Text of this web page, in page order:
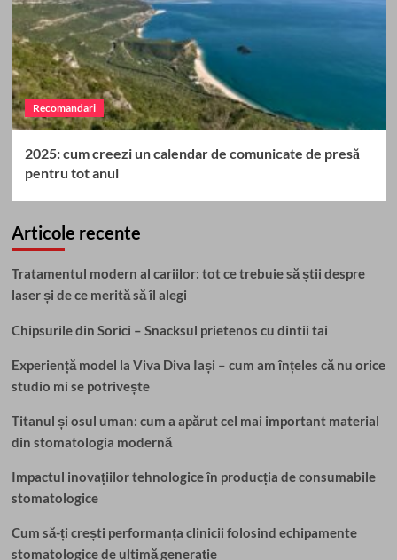
Recomandari
2025: cum creezi un calendar de comunicate de presă
pentru tot anul
Articole recente
Tratamentul modern al cariilor: tot ce trebuie să știi despre
laser și de ce merită să îl alegi
Chipsurile din Sorici – Snacksul prietenos cu dintii tai
Experiență model la Viva Diva Iași – cum am înțeles că nu orice
studio mi se potrivește
Titanul și osul uman: cum a apărut cel mai important material
din stomatologia modernă
Impactul inovațiilor tehnologice în producția de consumabile
stomatologice
Cum să-ți crești performanța clinicii folosind echipamente
stomatologice de ultimă generație